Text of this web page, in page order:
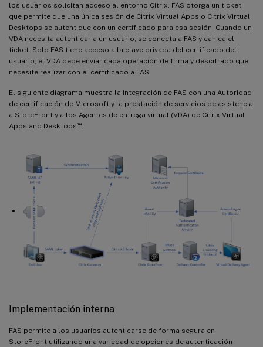
los usuarios solicitan acceso al entorno Citrix. FAS otorga un ticket
que permite que una única sesión de Citrix Virtual Apps o Citrix Virtual
Desktops se autentique con un certificado para esa sesión. Cuando un
VDA necesita autenticar a un usuario, se conecta a FAS y canjea el
ticket. Solo FAS tiene acceso a la clave privada del certificado del
usuario; el VDA debe enviar cada operación de firma y descifrado que
necesite realizar con el certificado a FAS.
El siguiente diagrama muestra la integración de FAS con una Autoridad
de certificación de Microsoft y la prestación de servicios de asistencia
a StoreFront y a los Agentes de entrega virtual (VDA) de Citrix Virtual
Apps and Desktops ™.
Implementación interna
FAS permite a los usuarios autenticarse de forma segura en
StoreFront utilizando una variedad de opciones de autenticación